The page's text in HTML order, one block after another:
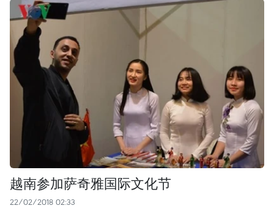
越南参加萨奇雅国际文化节
22/02/2018 02:33